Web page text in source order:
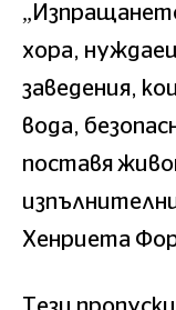
хора,
заведения,
вода,
поставя
Хенриета